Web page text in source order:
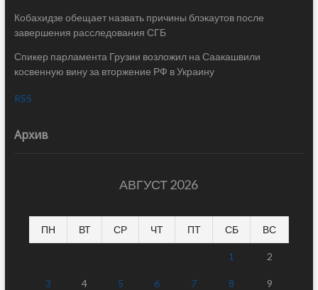
Кобахидзе обещает назвать причины блэкаутов после
завершения расследования СГБ
Спикер парламента Грузии возложил на Саакашвили
косвенную вину за вторжение РФ в Украину
RSS
Архив
АВГУСТ 2026
ПН ВТ СР ЧТ ПТ СБ ВС
1 2
3 4 5 6 7 8 9